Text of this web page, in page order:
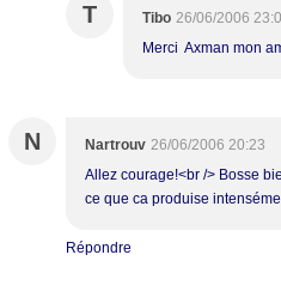
T Tibo 26/06/2006
Merci Axman mon
N Nartrouv 26/06/2006 20:23
Allez courage!<br /> Bosse
ce que ca produise
Répondre